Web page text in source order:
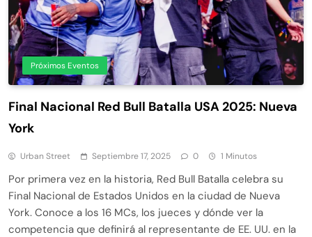
Próximos Eventos
Final Nacional Red Bull Batalla USA 2025: Nueva
York
Urban Street Septiembre 17, 2025 0 1 Minutos
Por primera vez en la historia, Red Bull Batalla celebra su
Final Nacional de Estados Unidos en la ciudad de Nueva
York. Conoce a los 16 MCs, los jueces y dónde ver la
competencia que definirá al representante de EE. UU. en la